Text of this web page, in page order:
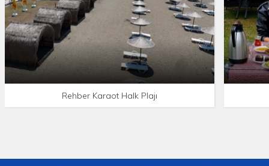
Rehber Karaot Halk Plajı